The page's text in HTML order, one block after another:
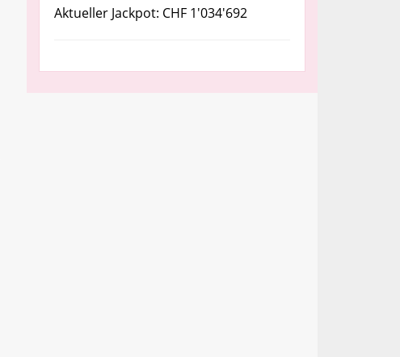
Aktueller Jackpot: CHF 1'034'692